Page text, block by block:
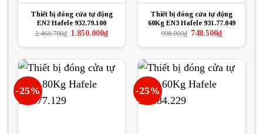
Thiết bị đóng cửa tự động
EN2 Hafele 932.79.100
2.460.700₫ Giá
là:
1.850.000₫Giá
hiện
tại
1.850.000₫.
Thiết bị đóng cửa tự động
60Kg EN3 Hafele 931.77.049
998.000₫ Giá
là:
748.500₫Giá
hiện
tại
748.500₫.
-25% -25%